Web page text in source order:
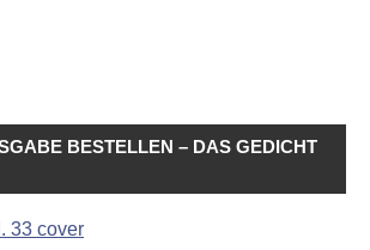
BESTELLEN – DAS GEDICHT